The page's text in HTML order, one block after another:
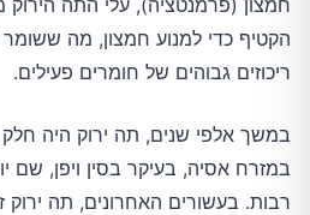
חמצון (פרמנטציה), עלי התה
הקטיף כדי למנוע חמצון, מה
ריכוזים גבוהים של חומרים פעילים.
במשך אלפי שנים, תה ירוק היה
במזרח אסיה, בעיקר בסין ויפן, שם
רבות. בעשורים האחרונים, תה ירוק